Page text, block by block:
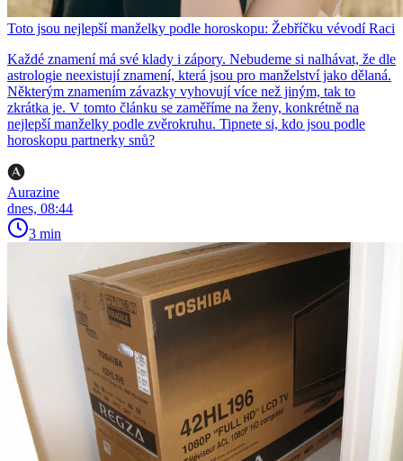
Toto jsou nejlepší manželky podle horoskopu: Žebříčku vévodí Raci
Každé znamení má své klady i zápory. Nebudeme si nalhávat, že dle
astrologie neexistují znamení, která jsou pro manželství jako dělaná.
Některým znamením závazky vyhovují více než jiným, tak to
zkrátka je. V tomto článku se zaměříme na ženy, konkrétně na
nejlepší manželky podle zvěrokruhu. Tipnete si, kdo jsou podle
horoskopu partnerky snů?
Aurazine
dnes, 08:44
3 min